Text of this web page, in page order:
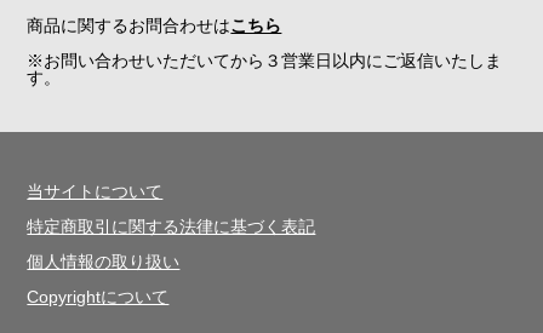
商品に関するお問合わせはこちら
※お問い合わせいただいてから３営業日以内にご返信いたしま
す。
当サイトについて
特定商取引に関する法律に基づく表記
個人情報の取り扱い
Copyrightについて